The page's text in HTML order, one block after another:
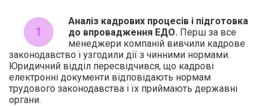
Аналіз кадрових процесів і підготовка
до впровадження ЕДО. Перш за все
менеджери компаній вивчили кадрове
законодавство і узгодили дії з чинними нормами.
Юридичний відділ пересвідчився, що кадрові
електронні документи відповідають нормам
трудового законодавства і їх приймають державні
органи.